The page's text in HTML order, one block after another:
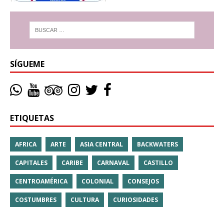
SÍGUEME
ETIQUETAS
AFRICA ARTE ASIA CENTRAL BACKWATERS
CAPITALES CARIBE CARNAVAL CASTILLO
CENTROAMÉRICA COLONIAL CONSEJOS
COSTUMBRES CULTURA CURIOSIDADES